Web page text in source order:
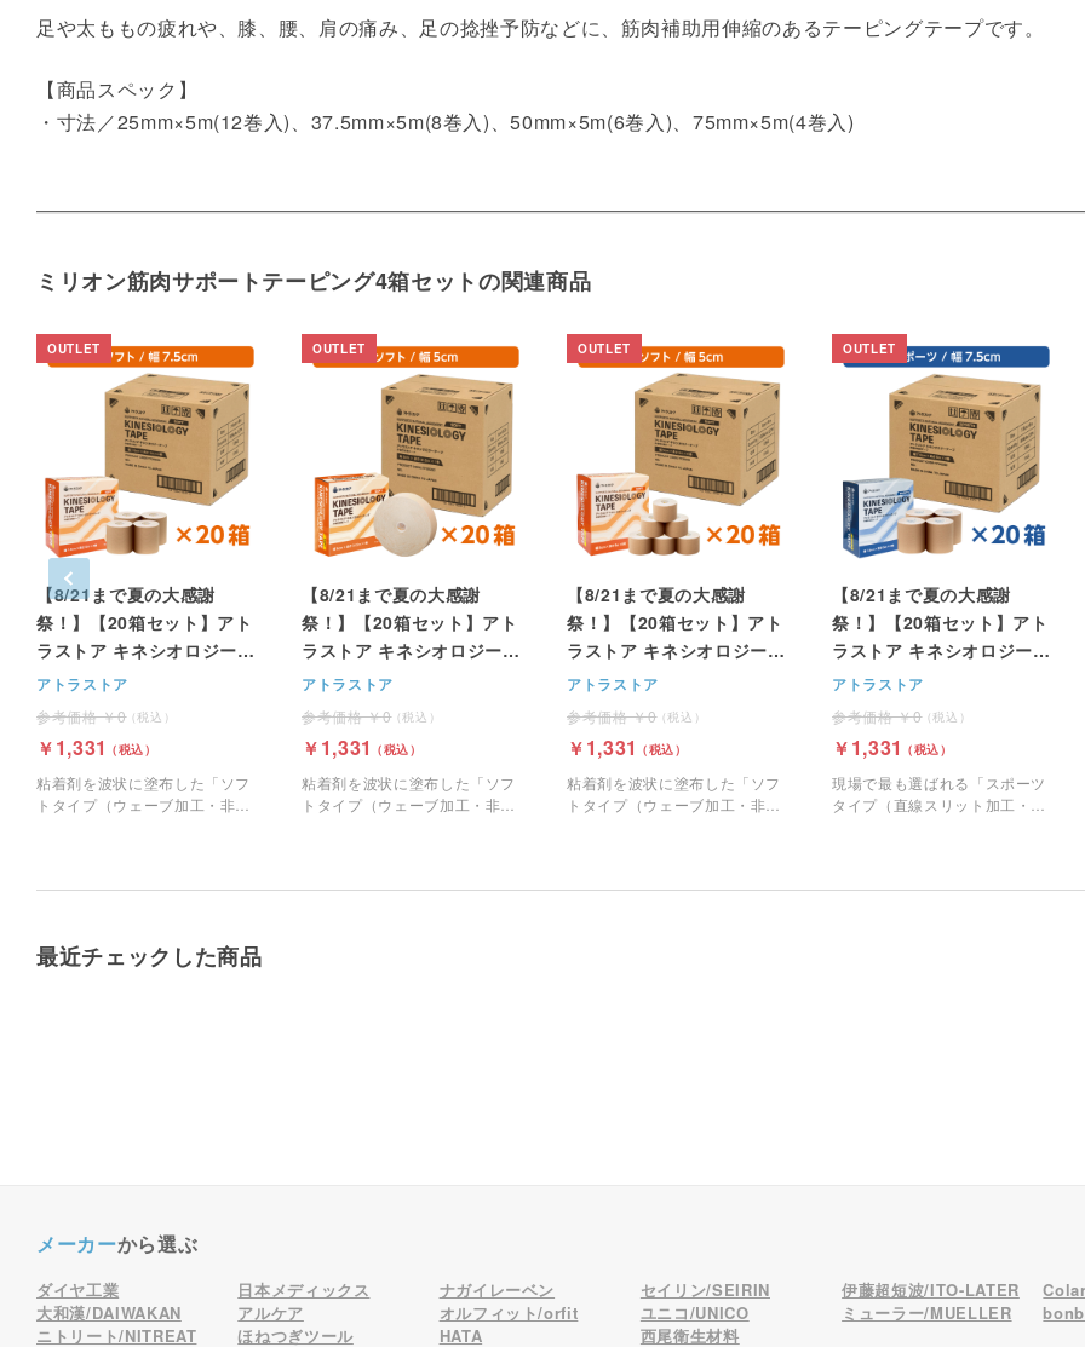
足や太ももの疲れや、膝、腰、肩の痛み、足の捻挫予防などに、筋肉補助用伸縮のあるテーピングテープです。
【商品スペック】
・寸法／25mm×5m(12巻入)、37.5mm×5m(8巻入)、50mm×5m(6巻入)、75mm×5m(4巻入)
ミリオン筋肉サポートテーピング4箱セットの関連商品
【8/21まで夏の大感謝
祭！】【20箱セット】アト
ラストア キネシオロジーテ
ープ（ソフトタイプ / ウェ
ーブ粘着面）幅7.5cm x
アトラストア
0
1,331
粘着剤を波状に塗布した「ソフ
トタイプ（ウェーブ加工・非粘
た確かな品質を、業界最安級の
【8/21まで夏の大感謝
祭！】【20箱セット】アト
ラストア キネシオロジーテ
ープ（ソフトタイプ / ウェ
ーブ粘着面）幅5cm x
アトラストア
0
1,331
粘着剤を波状に塗布した「ソフ
トタイプ（ウェーブ加工・非粘
た確かな品質を、業界最安級の
【8/21まで夏の大感謝
祭！】【20箱セット】アト
ラストア キネシオロジーテ
ープ（ソフトタイプ / ウェ
ーブ粘着面）幅5cm x 5m
アトラストア
0
1,331
粘着剤を波状に塗布した「ソフ
トタイプ（ウェーブ加工・非粘
た確かな品質を、業界最安級の
【8/21まで夏の大感謝
祭！】【20箱セット】アト
ラストア キネシオロジーテ
ープ（スポーツタイプ / ス
トレート粘着面）幅7.5cm x
アトラストア
0
1,331
現場で最も選ばれる「スポーツ
タイプ（直線スリット加工・非
を、業界最安級のコストパフォ
最近チェックした商品
メーカーから選ぶ
ダイヤ工業 日本メディックス ナガイレーベン セイリン/SEIRIN 伊藤超短波/ITO-LATER
大和漢/DAIWAKAN
アルケア オルフィット/orfit ユニコ/UNICO ミューラー/MUELLER
ニトリート/NITREAT
ほねつぎツール HATA 西尾衛生材料